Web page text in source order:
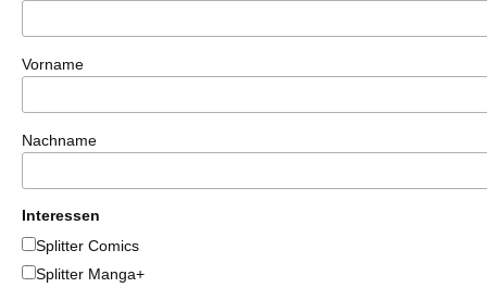
Vorname
Nachname
Interessen
Splitter Comics
Splitter Manga+